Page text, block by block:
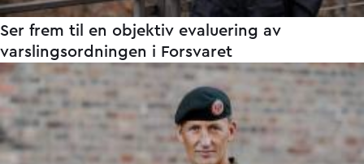
Ser frem til en objektiv evaluering av
varslingsordningen i Forsvaret